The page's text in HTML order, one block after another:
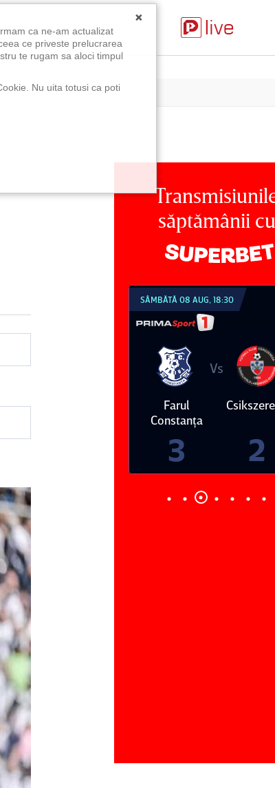
săptămânii cu
Vs
SÂMBĂTĂ 08 AUG, 21:30
Dinamo
Vs
FC
×
ca ne-am actualizat
ce priveste prelucrarea
te rugam sa aloci timpul
Nu uita totusi ca poti